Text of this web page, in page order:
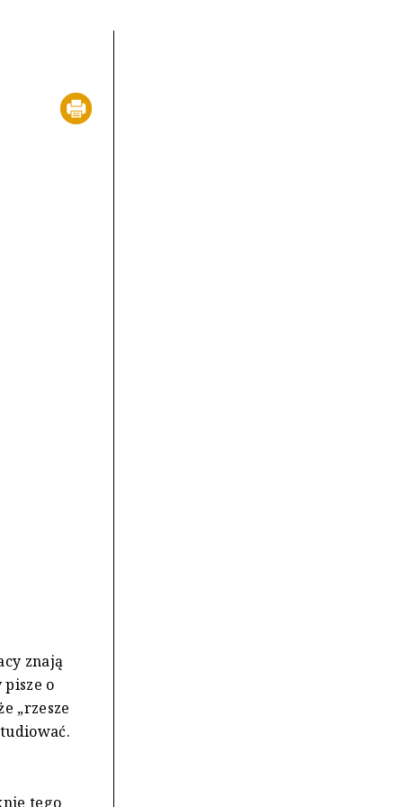
znają
o
„rzesze
tego